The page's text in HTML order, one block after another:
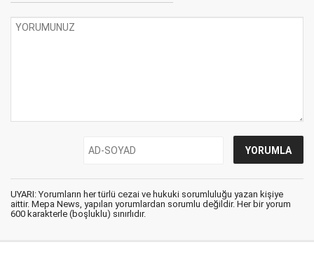
UYARI: Yorumların her türlü cezai ve hukuki sorumluluğu yazan kişiye
aittir. Mepa News, yapılan yorumlardan sorumlu değildir. Her bir yorum
600 karakterle (boşluklu) sınırlıdır.